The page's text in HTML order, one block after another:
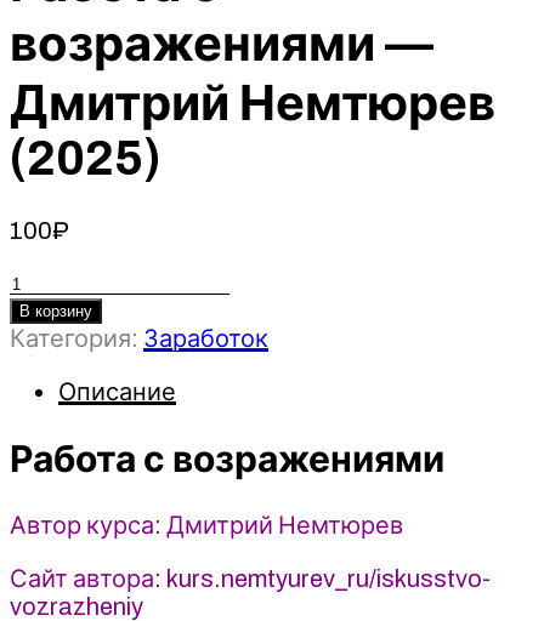
возражениями —
Дмитрий Немтюрев
(2025)
100₽
Количество
товара
Работа
возражениями
Дмитрий
(2025)
В корзину
Категория: Заработок
Описание
Работа с возражениями
Автор курса: Дмитрий Немтюрев
Сайт автора: kurs.nemtyurev_ru/iskusstvo-
vozrazheniy